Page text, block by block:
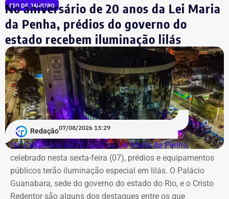
Morador da Rua Santa Alexandrina filma chegada de ônibus ao prédio do
Inmetro — Foto: Reprodução/Facebook/Rio Comprido Alerta.
Em maio deste ano, equipés da Prefeitura do Rio
realizaram a lacração do imóvel após negociações com a
Superintendência do Patrimônio da União,
RIO DE JANEIRO
No aniversário de 20 anos da Lei Maria
da Penha, prédios do governo do
estado recebem iluminação lilás
Redação07/08/2026 13:29
No aniversário de 20 anos da Lei Maria da Penha,
celebrado nesta sexta-feira (07), prédios e equipamentos
públicos terão iluminação especial em lilás. O Palácio
Guanabara, sede do governo do estado do Rio, e o Cristo
Redentor são alguns dos destaques entre os que